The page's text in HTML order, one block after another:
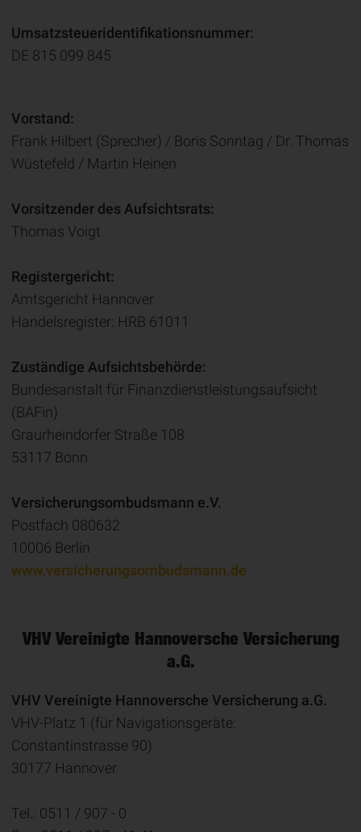
Umsatzsteueridentifikationsnummer:
DE 815 099 845
Vorstand:
Frank Hilbert (Sprecher) / Boris Sonntag / Dr. Thomas
Wüstefeld / Martin Heinen
Vorsitzender des Aufsichtsrats:
Thomas Voigt
Registergericht:
Amtsgericht Hannover
Handelsregister: HRB 61011
Zuständige Aufsichtsbehörde:
Bundesanstalt für Finanzdienstleistungsaufsicht
(BAFin)
Graurheindorfer Straße 108
53117 Bonn
Versicherungsombudsmann e.V.
Postfach 080632
10006 Berlin
www.versicherungsombudsmann.de
VHV Vereinigte Hannoversche Ver­si­che­rung
a.G.
VHV Vereinigte Hannoversche Versicherung a.G.
VHV-Platz 1 (für Navigationsgeräte:
Constantinstrasse 90)
30177 Hannover
Tel.: 0511 / 907 - 0